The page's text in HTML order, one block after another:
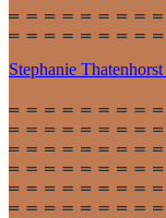
Stephanie Thatenhorst